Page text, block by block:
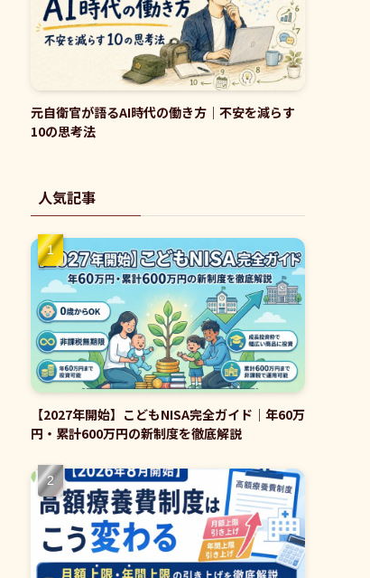
元自衛官が語るAI時代の働き方｜不安を減らす
10の思考法
人気記事
【2027年開始】こどもNISA完全ガイド｜年60万
円・累計600万円の新制度を徹底解説